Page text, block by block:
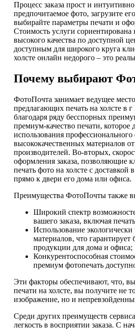
Процесс заказа прост и
предпочитаемое фото, загрузите
выбирайте параметры печати и
Стоимость услуги сориентирована
высокого качества по доступной
доступным для широкого круга
холсте онлайн недорого – это
Почему выбирают
ФотоПочта занимает ведущее
предлагающих печать на холсте в
благодаря ряду бесспорных
премиум-качество печати, которое
использования
высококачественных материалов
производителей. Во-вторых,
оформления заказа, позволяющие
печать фото на холсте с доставкой
прямо к двери его дома или офиса.
Преимущества ФотоПочты также
Широкий спектр
вашего заказа, включая
Использование
материалов, что гарантирует
продукции для дома и офиса;
Конкурентоспособная
премиум фотопечать
Эти факторы обеспечивают, что,
печати на холсте, вы получите не
изображение, но и
Среди других преимуществ
легкость в восприятии заказа. С